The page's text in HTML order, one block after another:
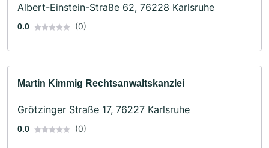
Albert-Einstein-Straße 62, 76228 Karlsruhe
0.0 (0)
Martin Kimmig Rechtsanwaltskanzlei
Grötzinger Straße 17, 76227 Karlsruhe
0.0 (0)